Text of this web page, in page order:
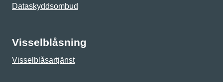
Dataskyddsombud
Visselblåsning
Visselblåsartjänst